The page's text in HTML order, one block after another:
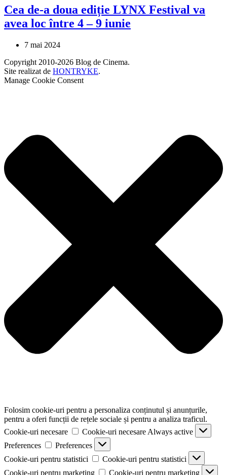
Cea de-a doua ediție LYNX Festival va
avea loc între 4 – 9 iunie
7 mai 2024
Copyright 2010-2026 Blog de Cinema.
Site realizat de HONTRYKE.
Manage Cookie Consent
Folosim cookie-uri pentru a personaliza conținutul și anunțurile,
pentru a oferi funcții de rețele sociale și pentru a analiza traficul.
Cookie-uri necesare
Cookie-uri necesare Always active
Preferences
Preferences
Cookie-uri pentru statistici
Cookie-uri pentru statistici
Cookie-uri pentru marketing
Cookie-uri pentru marketing